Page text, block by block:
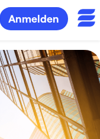
Anmelden